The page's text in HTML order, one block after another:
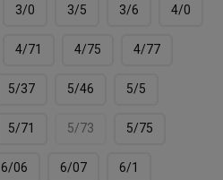
3/0 3/5 3/6 4/0
4/71 4/75 4/77
5/37 5/46 5/5
5/71 5/73 5/75
6/06 6/07 6/1